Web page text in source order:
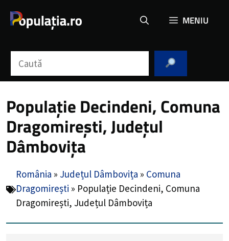
MENIU
Populație Decindeni, Comuna
Dragomirești, Județul
Dâmbovița
România » Județul Dâmbovița » Comuna
Dragomirești » Populație Decindeni, Comuna
Dragomirești, Județul Dâmbovița